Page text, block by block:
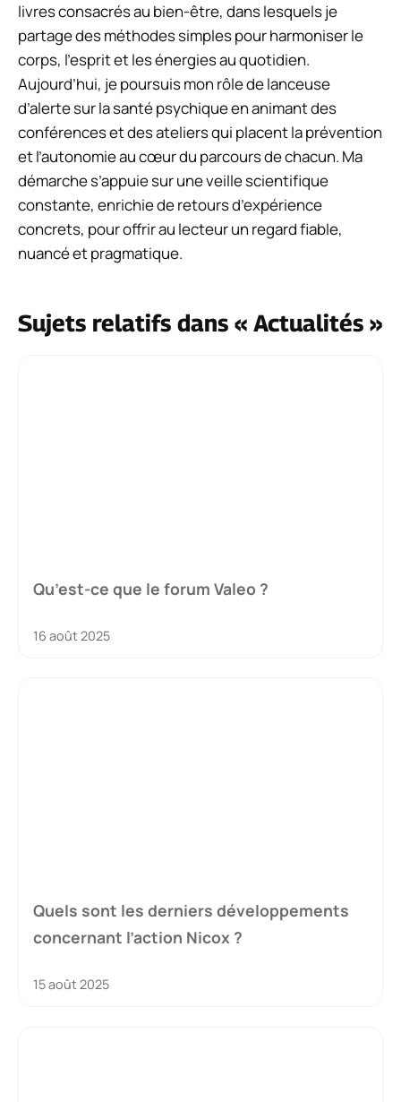
livres consacrés au bien-être, dans lesquels je
partage des méthodes simples pour harmoniser le
corps, l’esprit et les énergies au quotidien.
Aujourd’hui, je poursuis mon rôle de lanceuse
d’alerte sur la santé psychique en animant des
conférences et des ateliers qui placent la prévention
et l’autonomie au cœur du parcours de chacun. Ma
démarche s’appuie sur une veille scientifique
constante, enrichie de retours d’expérience
concrets, pour offrir au lecteur un regard fiable,
nuancé et pragmatique.
Sujets relatifs dans « Actualités »
Qu’est-ce que le forum Valeo ?
16 août 2025
Quels sont les derniers développements
concernant l’action Nicox ?
15 août 2025